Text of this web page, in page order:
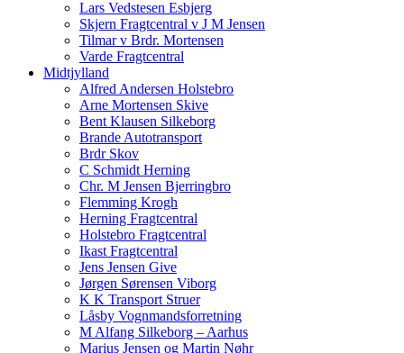
Lars Vedstesen Esbjerg
Skjern Fragtcentral v J M Jensen
Tilmar v Brdr. Mortensen
Varde Fragtcentral
Midtjylland
Alfred Andersen Holstebro
Arne Mortensen Skive
Bent Klausen Silkeborg
Brande Autotransport
Brdr Skov
C Schmidt Herning
Chr. M Jensen Bjerringbro
Flemming Krogh
Herning Fragtcentral
Holstebro Fragtcentral
Ikast Fragtcentral
Jens Jensen Give
Jørgen Sørensen Viborg
K K Transport Struer
Låsby Vognmandsforretning
M Alfang Silkeborg – Aarhus
Marius Jensen og Martin Nøhr